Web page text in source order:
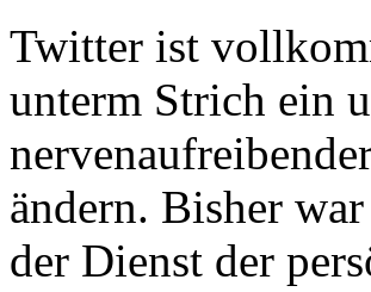
Twitter ist
unterm Strich ein
ändern. Bisher
der Dienst der